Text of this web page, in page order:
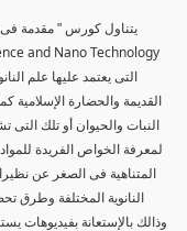
يتناول كورس " مقدمة فى
and Nano Technology
التى يعتمد عليها علم
القديمة والحضارة الإسلامية
النبات والحيوان أو تلك
لمعرفة الخواص الفريدة
المتناهية فى الصغر عن
النانوية المختلفة وطرق
وذالك بالإستعانة بفيديوهات